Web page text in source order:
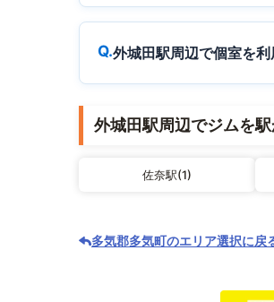
外城田駅周辺で個室を
外城田駅周辺でジムを
佐奈駅(1)
多気郡多気町のエリア選択に戻